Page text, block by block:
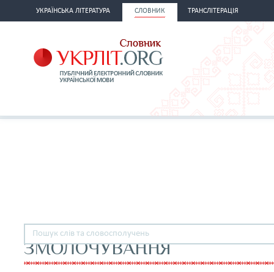
УКРАЇНСЬКА ЛІТЕРАТУРА СЛОВНИК ТРАНСЛІТЕРАЦІЯ
ЗМОЛОЧУВАННЯ